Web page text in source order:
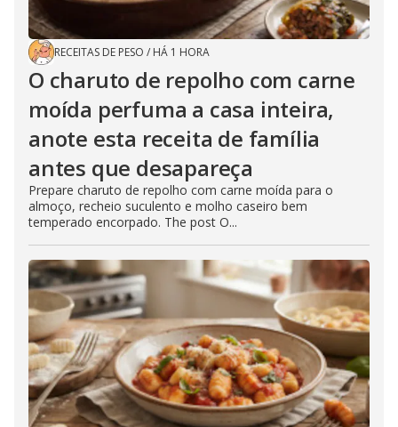
RECEITAS DE PESO / HÁ 1 HORA
O charuto de repolho com carne
moída perfuma a casa inteira,
anote esta receita de família
antes que desapareça
Prepare charuto de repolho com carne moída para o
almoço, recheio suculento e molho caseiro bem
temperado encorpado. The post O...